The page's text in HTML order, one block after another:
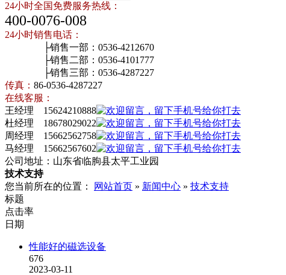
24小时全国免费服务热线：
400-0076-008
24小时销售电话：
├销售一部：0536-4212670
├销售二部：0536-4101777
├销售三部：0536-4287227
传真： 86-0536-4287227
在线客服：
王经理 15624210888
杜经理 18678029022
周经理 15662562758
马经理 15662567602
公司地址：山东省临朐县太平工业园
技术支持
您当前所在的位置：
网站首页 » 新闻中心 » 技术支持
标题
点击率
日期
性能好的磁选设备
676
2023-03-11